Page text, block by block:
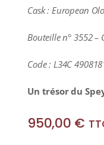
Cask : European
Bouteille n° 3552 –
Code : L34C
Un trésor du
950,00 €